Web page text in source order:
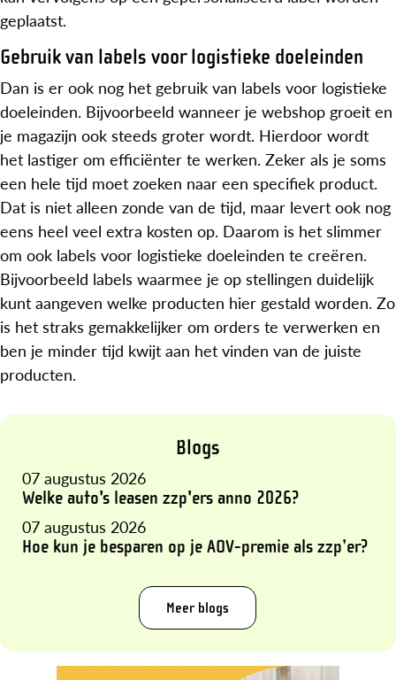
geplaatst.
Gebruik van labels voor logistieke doeleinden
Dan is er ook nog het gebruik van labels voor logistieke
doeleinden. Bijvoorbeeld wanneer je webshop groeit en
je magazijn ook steeds groter wordt. Hierdoor wordt
het lastiger om efficiënter te werken. Zeker als je soms
een hele tijd moet zoeken naar een specifiek product.
Dat is niet alleen zonde van de tijd, maar levert ook nog
eens heel veel extra kosten op. Daarom is het slimmer
om ook labels voor logistieke doeleinden te creëren.
Bijvoorbeeld labels waarmee je op stellingen duidelijk
kunt aangeven welke producten hier gestald worden. Zo
is het straks gemakkelijker om orders te verwerken en
ben je minder tijd kwijt aan het vinden van de juiste
producten.
Blogs
07 augustus 2026
Welke auto's leasen zzp'ers anno 2026?
07 augustus 2026
Hoe kun je besparen op je AOV-premie als zzp’er?
Meer blogs